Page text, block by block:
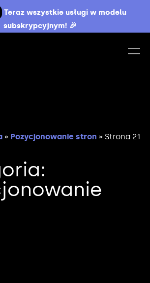
Teraz wszystkie usługi w modelu
subskrypcyjnym! 🎉
» Pozycjonowanie stron » Strona 21